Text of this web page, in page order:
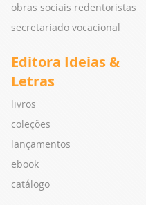
obras sociais redentoristas
secretariado vocacional
Editora Ideias &
Letras
livros
coleções
lançamentos
ebook
catálogo